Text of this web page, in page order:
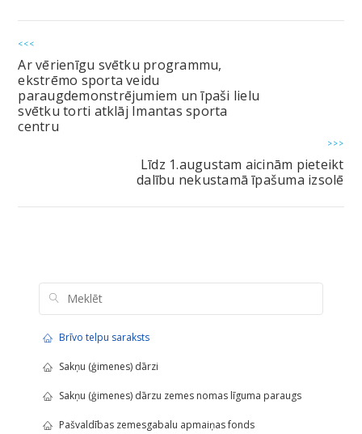
<<<
Ar vērienīgu svētku programmu,
ekstrēmo sporta veidu
paraugdemonstrējumiem un īpaši lielu
svētku torti atklāj Imantas sporta
centru
>>>
Līdz 1.augustam aicinām pieteikt
dalību nekustamā īpašuma izsolē
Brīvo telpu saraksts
Sakņu (ģimenes) dārzi
Sakņu (ģimenes) dārzu zemes nomas līguma paraugs
Pašvaldības zemesgabalu apmaiņas fonds